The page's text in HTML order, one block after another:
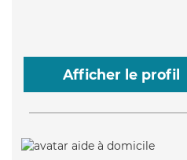
Afficher le profil